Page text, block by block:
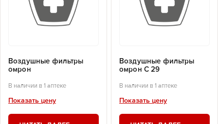
Воздушные фильтры
омрон
В наличии в 1 аптеке
Показать цену
Воздушные фильтры
омрон С 29
В наличии в 1 аптеке
Показать цену